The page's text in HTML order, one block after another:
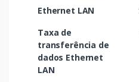
Ethernet LAN
Taxa de
transferência de
dados Ethernet
LAN